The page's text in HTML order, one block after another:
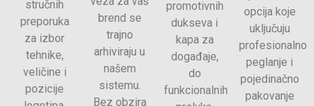
stručnih
preporuka
za izbor
tehnike,
veličine i
pozicije
brend se
trajno
arhiviraju u
našem
sistemu.
Bez obzira
promotivnih
dukseva i
kapa za
događaje,
do
funkcionalnih
opcija koje
uključuju
profesionalno
peglanje i
pojedinačno
pakovanje